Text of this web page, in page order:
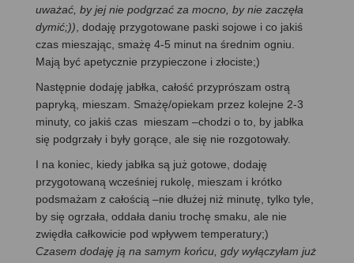
uważać, by jej nie podgrzać za mocno, by nie zaczęła
dymić;)), dodaję przygotowane paski sojowe i co jakiś
czas mieszając, smażę 4-5 minut na średnim ogniu.
Mają być apetycznie przypieczone i złociste;)
Następnie dodaję jabłka, całość przyprószam ostrą
papryką, mieszam. Smażę/opiekam przez kolejne 2-3
minuty, co jakiś czas mieszam –chodzi o to, by jabłka
się podgrzały i były gorące, ale się nie rozgotowały.
I na koniec, kiedy jabłka są już gotowe, dodaję
przygotowaną wcześniej rukolę, mieszam i krótko
podsmażam z całością –nie dłużej niż minutę, tylko tyle,
by się ogrzała, oddała daniu trochę smaku, ale nie
zwiędła całkowicie pod wpływem temperatury;)
Czasem dodaję ją na samym końcu, gdy wyłączyłam już